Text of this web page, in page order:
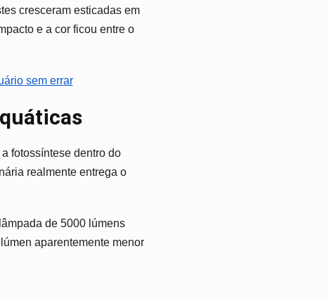
cresceram esticadas em
e a cor ficou entre o
sem errar
fotossíntese dentro do
realmente entrega o
de 5000 lúmens
aparentemente menor